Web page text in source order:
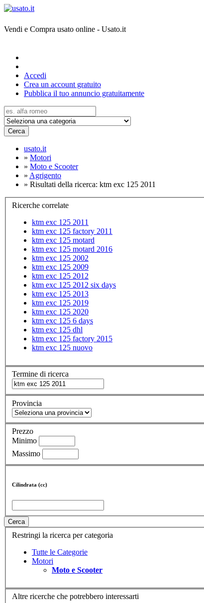
Vendi e Compra usato online - Usato.it
Accedi
Crea un account gratuito
Pubblica il tuo annuncio gratuitamente
Cerca
usato.it
» Motori
» Moto e Scooter
» Agrigento
» Risultati della ricerca: ktm exc 125 2011
Ricerche correlate
ktm exc 125 2011
ktm exc 125 factory 2011
ktm exc 125 motard
ktm exc 125 motard 2016
ktm exc 125 2002
ktm exc 125 2009
ktm exc 125 2012
ktm exc 125 2012 six days
ktm exc 125 2013
ktm exc 125 2019
ktm exc 125 2020
ktm exc 125 6 days
ktm exc 125 dhl
ktm exc 125 factory 2015
ktm exc 125 nuovo
Termine di ricerca
Provincia
Prezzo
Minimo
Massimo
Cilindrata (cc)
Cerca
Restringi la ricerca per categoria
Tutte le Categorie
Motori
Moto e Scooter
Altre ricerche che potrebbero interessarti